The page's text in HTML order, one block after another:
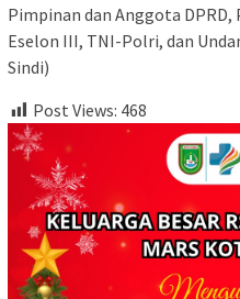
Pimpinan dan Anggota
Eselon III, TNI-Polri, dan
Sindi)
Post Views: 468